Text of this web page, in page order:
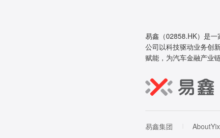
易鑫（02858.HK）是
公司以科技驱动业务创
赋能，为汽车金融产业
易鑫集团